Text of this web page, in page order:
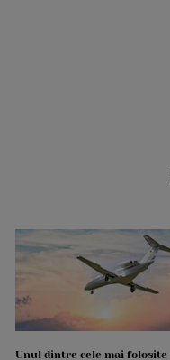
Unul dintre cele mai folosite